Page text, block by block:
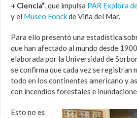
+ Ciencia”, que impulsa PAR Explora
y el Museo Fonckde Viña del Mar.
Para ello presentó una estadística
que han afectado al mundo desde
elaborada por la Universidad de
se confirma que cada vez se registran
todo en los continentes americano y
con incendios forestales e
Esto no es